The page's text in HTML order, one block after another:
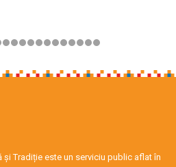
și Tradiție este un serviciu public aflat în